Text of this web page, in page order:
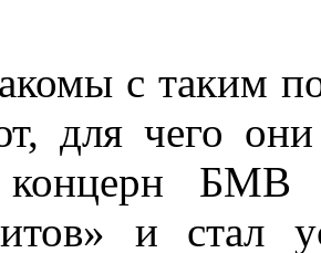
с таким
для чего
концерн БМВ
и стал